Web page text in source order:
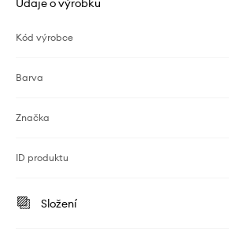
Údaje o výrobku
Kód výrobce
Barva
Značka
ID produktu
Složení